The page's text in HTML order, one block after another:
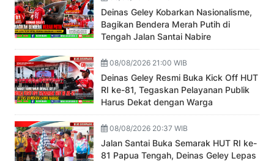
Deinas Geley Kobarkan Nasionalisme,
Bagikan Bendera Merah Putih di
Tengah Jalan Santai Nabire
08/08/2026 21:00 WIB
Deinas Geley Resmi Buka Kick Off HUT
RI ke-81, Tegaskan Pelayanan Publik
Harus Dekat dengan Warga
08/08/2026 20:37 WIB
Jalan Santai Buka Semarak HUT RI ke-
81 Papua Tengah, Deinas Geley Lepas